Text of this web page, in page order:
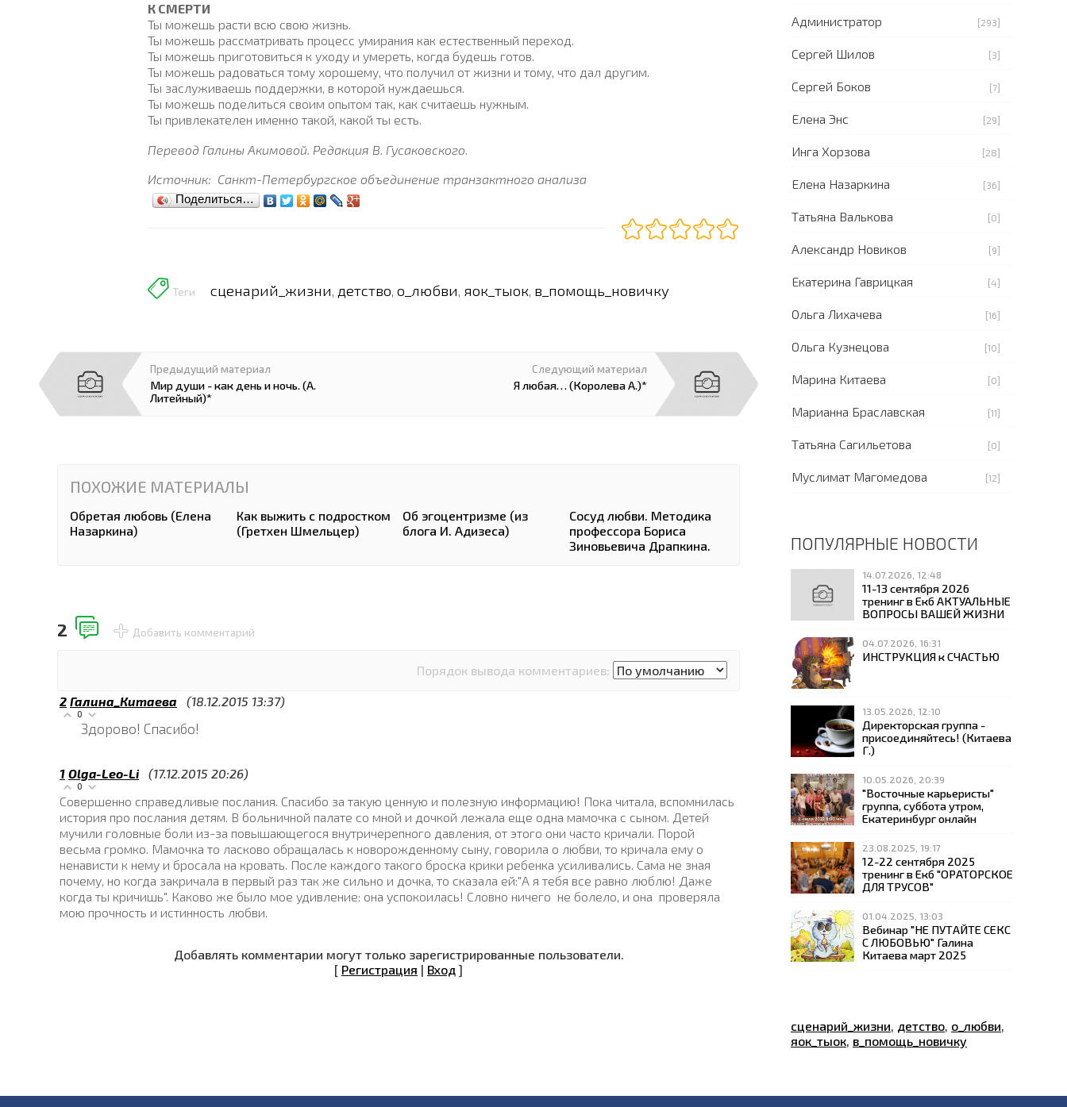
К СМЕРТИ
Ты можешь расти всю свою жизнь.
Ты можешь рассматривать процесс умирания как естественный переход.
Ты можешь приготовиться к уходу и умереть, когда будешь готов.
Ты можешь радоваться тому хорошему, что получил от жизни и тому, что дал другим.
Ты заслуживаешь поддержки, в которой нуждаешься.
Ты можешь поделиться своим опытом так, как считаешь нужным.
Ты привлекателен именно такой, какой ты есть.
Перевод Галины Акимовой. Редакция В. Гусаковского.
Источник: Санкт-Петербургское объединение транзактного анализа
Поделиться…
Теги сценарий_жизни детство о_любви яок_тыок в_помощь_новичку
Предыдущий материал
Мир души - как день и ночь. (А.
Литейный)*
Следующий материал
Я любая… (Королева А.)*
ПОХОЖИЕ МАТЕРИАЛЫ
Обретая любовь (Елена
Назаркина)
Как выжить с подростком
(Гретхен Шмельцер)
Об эгоцентризме (из
блога И. Адизеса)
Сосуд любви. Методика
профессора Бориса
Зиновьевича Драпкина.
2 Добавить комментарий
Порядок вывода комментариев:
2 Галина_Китаева (18.12.2015 13:37)
0
Здорово! Спасибо!
1 Olga-Leo-Li (17.12.2015 20:26)
0
Совершенно справедливые послания. Спасибо за такую ценную и полезную информацию! Пока читала, вспомнилась
история про послания детям. В больничной палате со мной и дочкой лежала еще одна мамочка с сыном. Детей
мучили головные боли из-за повышающегося внутричерепного давления, от этого они часто кричали. Порой
весьма громко. Мамочка то ласково обращалась к новорожденному сыну, говорила о любви, то кричала ему о
ненависти к нему и бросала на кровать. После каждого такого броска крики ребенка усиливались. Сама не зная
почему, но когда закричала в первый раз так же сильно и дочка, то сказала ей:"А я тебя все равно люблю! Даже
когда ты кричишь". Каково же было мое удивление: она успокоилась! Словно ничего не болело, и она проверяла
мою прочность и истинность любви.
Добавлять комментарии могут только зарегистрированные пользователи.
[ Регистрация | Вход ]
Администратор [293]
Сергей Шилов [3]
Сергей Боков [7]
Елена Энс [29]
Инга Хорзова [28]
Елена Назаркина [36]
Татьяна Валькова [0]
Александр Новиков [9]
Екатерина Гаврицкая [4]
Ольга Лихачева [16]
Ольга Кузнецова [10]
Марина Китаева [0]
Марианна Браславская [11]
Татьяна Сагильетова [0]
Муслимат Магомедова [12]
ПОПУЛЯРНЫЕ НОВОСТИ
14.07.2026, 12:48
11-13 сентября 2026
тренинг в Екб АКТУАЛЬНЫЕ
ВОПРОСЫ ВАШЕЙ ЖИЗНИ
04.07.2026, 16:31
ИНСТРУКЦИЯ к СЧАСТЬЮ
13.05.2026, 12:10
Директорская группа -
присоединяйтесь! (Китаева
Г.)
10.05.2026, 20:39
"Восточные карьеристы"
группа, суббота утром,
Екатеринбург онлайн
23.08.2025, 19:17
12-22 сентября 2025
тренинг в Екб "ОРАТОРСКОЕ
ДЛЯ ТРУСОВ"
01.04.2025, 13:03
Вебинар "НЕ ПУТАЙТЕ СЕКС
С ЛЮБОВЬЮ" Галина
Китаева март 2025
сценарий_жизни, детство, о_любви,
яок_тыок, в_помощь_новичку